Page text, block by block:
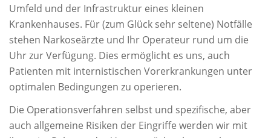
Umfeld und der Infrastruktur eines kleinen
Krankenhauses. Für (zum Glück sehr seltene) Notfälle
stehen Narkoseärzte und Ihr Operateur rund um die
Uhr zur Verfügung. Dies ermöglicht es uns, auch
Patienten mit internistischen Vorerkrankungen unter
optimalen Bedingungen zu operieren.
Die Operationsverfahren selbst und spezifische, aber
auch allgemeine Risiken der Eingriffe werden wir mit